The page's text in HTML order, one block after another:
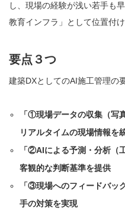
し、現場の経験が浅い若手も
教育インフラ」として位置付
要点３つ
建築DXとしてのAI施工管理の
「①現場データの収集（写
リアルタイムの現場情報を
「②AIによる予測・分析（
客観的な判断基準を提供
「③現場へのフィードバッ
手の対策を実現